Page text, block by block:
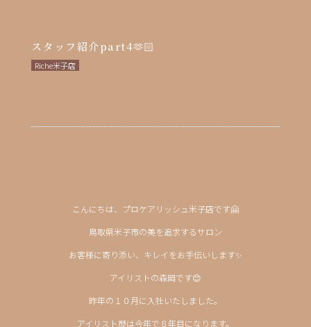
スタッフ紹介part4🫶🏻
Riche米子店
こんにちは、プロケアリッシュ米子店です🤗
鳥取県米子市の美を追求するサロン
お客様に寄り添い、キレイをお手伝いします✨
アイリストの森岡です😊
昨年の１０月に入社いたしました。
アイリスト歴は今年で８年目になります。